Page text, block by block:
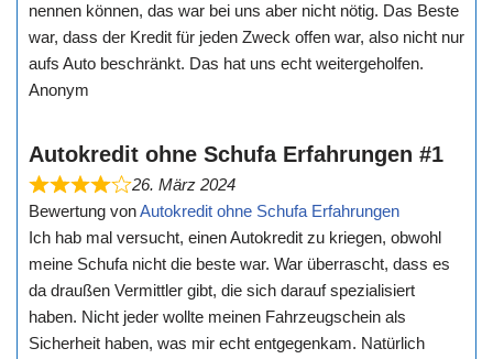
nennen können, das war bei uns aber nicht nötig. Das Beste
war, dass der Kredit für jeden Zweck offen war, also nicht nur
aufs Auto beschränkt. Das hat uns echt weitergeholfen.
Anonym
Autokredit ohne Schufa Erfahrungen #1
26. März 2024
Bewertung vonAutokredit ohne Schufa Erfahrungen
Ich hab mal versucht, einen Autokredit zu kriegen, obwohl
meine Schufa nicht die beste war. War überrascht, dass es
da draußen Vermittler gibt, die sich darauf spezialisiert
haben. Nicht jeder wollte meinen Fahrzeugschein als
Sicherheit haben, was mir echt entgegenkam. Natürlich